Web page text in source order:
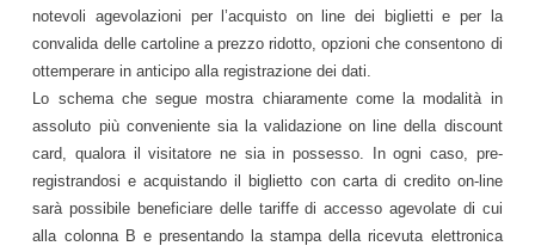
notevoli agevolazioni per l’acquisto on line dei biglietti e per la
convalida delle cartoline a prezzo ridotto, opzioni che consentono di
ottemperare in anticipo alla registrazione dei dati.
Lo schema che segue mostra chiaramente come la modalità in
assoluto più conveniente sia la validazione on line della discount
card, qualora il visitatore ne sia in possesso. In ogni caso, pre-
registrandosi e acquistando il biglietto con carta di credito on-line
sarà possibile beneficiare delle tariffe di accesso agevolate di cui
alla colonna B e presentando la stampa della ricevuta elettronica